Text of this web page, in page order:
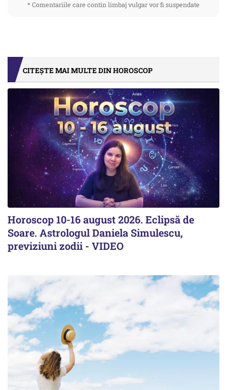
* Comentariile care contin limbaj vulgar vor fi suspendate
CITEȘTE MAI MULTE DIN HOROSCOP
Horoscop 10-16 august 2026. Eclipsă de
Soare. Astrologul Daniela Simulescu,
previziuni zodii - VIDEO